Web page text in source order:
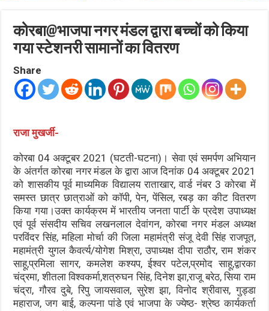
कोरबा@भाजपा नगर मंडल द्वारा बच्चों को किया
गया स्टेशनरी सामानों का वितरण
Share
राजा मुखर्जी-
कोरबा 04 अक्टूबर 2021 (घटती-घटना)। सेवा एवं समर्पण अभियान
के अंतर्गत कोरबा नगर मंडल के द्वारा आज दिनांक 04 अक्टूबर 2021
को शासकीय पूर्व माध्यमिक विद्यालय राताखार, वार्ड नंबर 3 कोरबा में
समस्त छात्र छात्राओं को कॉपी, पेन, पेंसिल, रबड़ का कीट वितरण
किया गया।उक्त कार्यक्रम में भारतीय जनता पार्टी के प्रदेश उपाध्यक्ष
एवं पूर्व संसदीय सचिव लखनलाल देवांगन, कोरबा नगर मंडल अध्यक्ष
परविंदर सिंह, महिला मोर्चा की जिला महामंत्री संजू देवी सिंह राजपूत,
महामंत्री युगल कैवर्त्य/योगेश मिश्रा, उपाध्यक्ष दीपा राठौर, राम शंकर
साहू,प्रमिला सागर, कमलेश कश्यप, ईश्वर पटेल,प्रमोद साहू,द्वारका
चंद्रमा, शीतला विश्वकर्मा,शत्रुघन सिंह, दिनेश झा,राजू बरेठ, सिया राम
चंद्रा, गौरव दुबे, रिपु जायसवाल, सुरेश झा, विनोद श्रीवास, गुड्डा
महाराज, जग बाई, कल्पना पांडे एवं भाजपा के ज्येष्ठ- श्रेष्ठ कार्यकर्ता